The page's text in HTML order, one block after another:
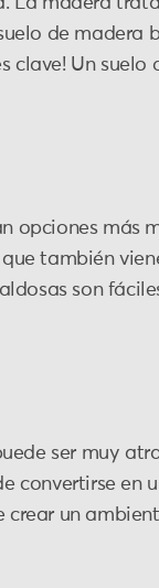
de madera
clave! Un
opciones más
también
son
ser muy
convertirse en
un